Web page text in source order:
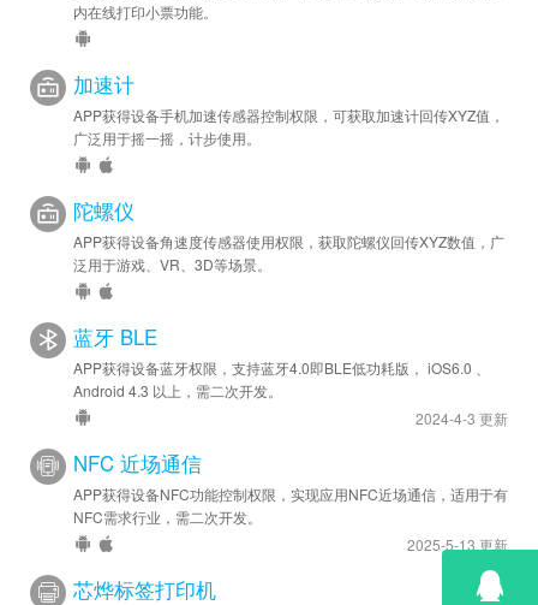
内在线打印小票功能。
加速计
APP获得设备手机加速传感器控制权限，可获取加速计回传XYZ值，
广泛用于摇一摇，计步使用。
陀螺仪
APP获得设备角速度传感器使用权限，获取陀螺仪回传XYZ数值，广
泛用于游戏、VR、3D等场景。
蓝牙 BLE
APP获得设备蓝牙权限，支持蓝牙4.0即BLE低功耗版， iOS6.0 、
Android 4.3 以上，需二次开发。
2024-4-3 更新
NFC 近场通信
APP获得设备NFC功能控制权限，实现应用NFC近场通信，适用于有
NFC需求行业，需二次开发。
2025-5-13 更新
芯烨标签打印机